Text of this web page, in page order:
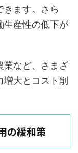
きます。さら
生産性の低下が
業など、さまざ
大とコスト削
の緩和策